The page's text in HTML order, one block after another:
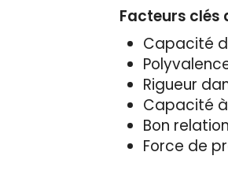
Facteurs clés
Capacité
Rigueur
Capacité
Bon
Force de